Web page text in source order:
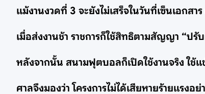
แม้งานงวดที่ 3 จะยังไม่เสร็จในวันที่เซ็นเอก
เมื่อส่งงานช้า ราชการก็ใช้สิทธิตามสัญญา “ปรั
หลังจากนั้น สนามฟุตบอลก็เปิดใช้งานจริง ใช้
ศาลจึงมองว่า โครงการไม่ได้เสียหายร้ายแรงอย่